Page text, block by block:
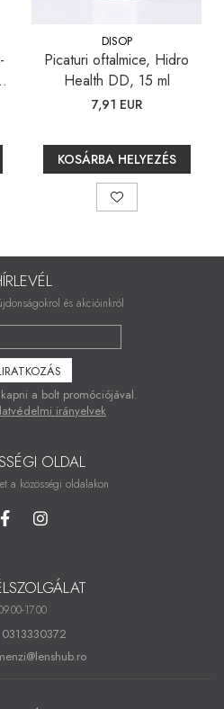
DISOP
Picaturi oftalmice, Hidro
Health DD, 15 ml
7,91 EUR
KOSÁRBA HELYEZÉS
és akcióinkról
a bolt promóciójával.
irányelvek
OLDAL
a közösségi oldalakon
17.00
0313330372